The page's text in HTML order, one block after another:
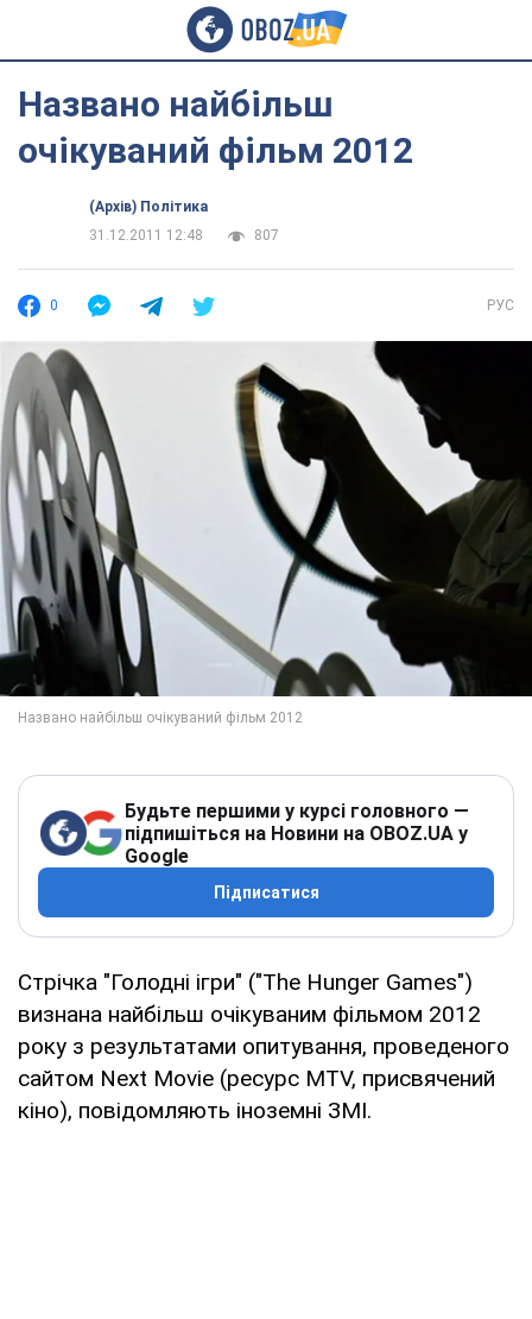
Названо найбільш
очікуваний фільм 2012
(Архів) Політика
31.12.2011 12:48
807
0 РУС
Будьте першими у курсі головного —
підпишіться на Новини на OBOZ.UA у
Google
Підписатися
Стрічка "Голодні ігри" ("The Hunger Games")
визнана найбільш очікуваним фільмом 2012
року з результатами опитування, проведеного
сайтом Next Movie (ресурс MTV, присвячений
кіно), повідомляють іноземні ЗМІ.